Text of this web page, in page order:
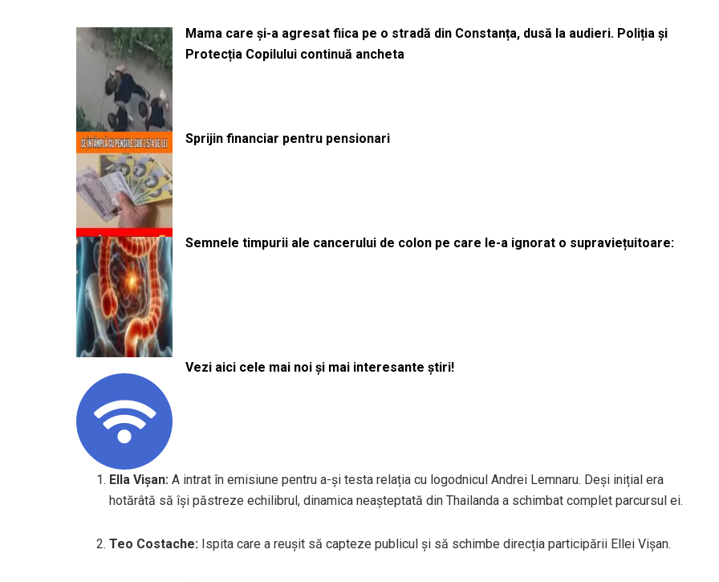
Mama care și-a agresat fiica pe o stradă din Constanța, dusă la audieri. Poliția și
Protecția Copilului continuă ancheta
Sprijin financiar pentru pensionari
Semnele timpurii ale cancerului de colon pe care le-a ignorat o supraviețuitoare:
Vezi aici cele mai noi și mai interesante știri!
Ella Vișan: A intrat în emisiune pentru a-și testa relația cu logodnicul Andrei Lemnaru. Deși inițial era
hotărâtă să își păstreze echilibrul, dinamica neașteptată din Thailanda a schimbat complet parcursul ei.
Teo Costache: Ispita care a reușit să capteze publicul și să schimbe direcția participării Ellei Vișan.